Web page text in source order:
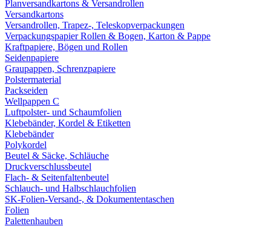
Planversandkartons & Versandrollen
Versandkartons
Versandrollen, Trapez-, Teleskopverpackungen
Verpackungspapier Rollen & Bogen, Karton & Pappe
Kraftpapiere, Bögen und Rollen
Seidenpapiere
Graupappen, Schrenzpapiere
Polstermaterial
Packseiden
Wellpappen C
Luftpolster- und Schaumfolien
Klebebänder, Kordel & Etiketten
Klebebänder
Polykordel
Beutel & Säcke, Schläuche
Druckverschlussbeutel
Flach- & Seitenfaltenbeutel
Schlauch- und Halbschlauchfolien
SK-Folien-Versand-, & Dokumententaschen
Folien
Palettenhauben